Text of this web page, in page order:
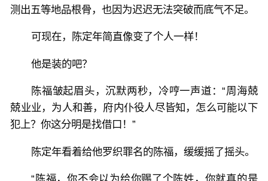
测出五等地品根骨，也因为迟迟无法突破而底气不足。
可现在，陈定年简直像变了个人一样！
他是装的吧？
陈福皱起眉头，沉默两秒，冷哼一声道：“周海兢
兢业业，为人和善，府内仆役人尽皆知，怎么可能以下
犯上？你这分明是找借口！”
陈定年看着给他罗织罪名的陈福，缓缓摇了摇头。